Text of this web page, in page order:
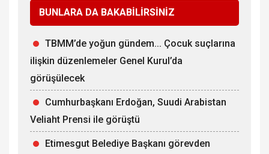
BUNLARA DA BAKABİLİRSİNİZ
TBMM’de yoğun gündem... Çocuk suçlarına
ilişkin düzenlemeler Genel Kurul’da
görüşülecek
Cumhurbaşkanı Erdoğan, Suudi Arabistan
Veliaht Prensi ile görüştü
Etimesgut Belediye Başkanı görevden